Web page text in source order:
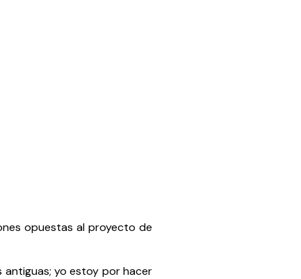
opuestas al proyecto de
antiguas; yo estoy por hacer